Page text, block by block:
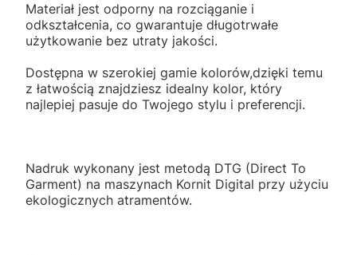
Materiał jest odporny na rozciąganie i
odkształcenia, co gwarantuje długotrwałe
użytkowanie bez utraty jakości.
Dostępna w szerokiej gamie kolorów,dzięki temu
z łatwością znajdziesz idealny kolor, który
najlepiej pasuje do Twojego stylu i preferencji.
Nadruk wykonany jest metodą DTG (Direct To
Garment) na maszynach Kornit Digital przy użyciu
ekologicznych atramentów.